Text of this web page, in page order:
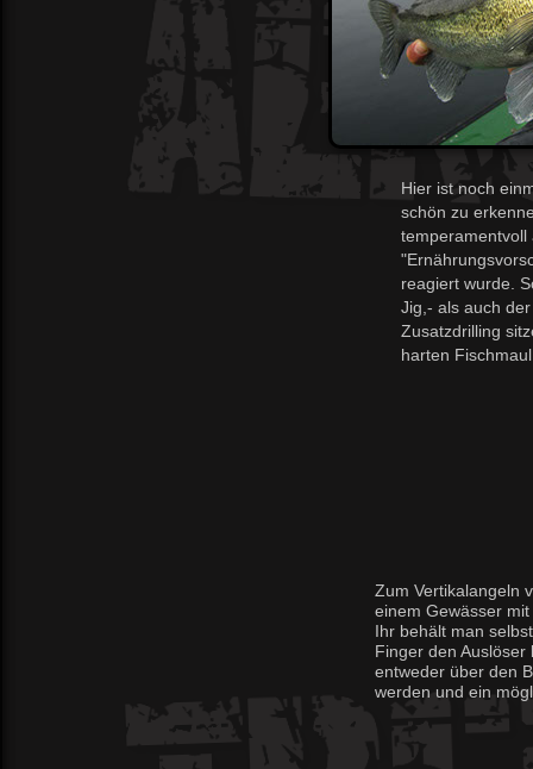
Hier ist noch
schön zu
temperamentvoll
reagiert wurde.
Jig,- als auch der
Zusatzdrilling
harten
Zum Vertikalangeln
einem Gewässer
Ihr behält man
Finger den
entweder über den
werden und ein